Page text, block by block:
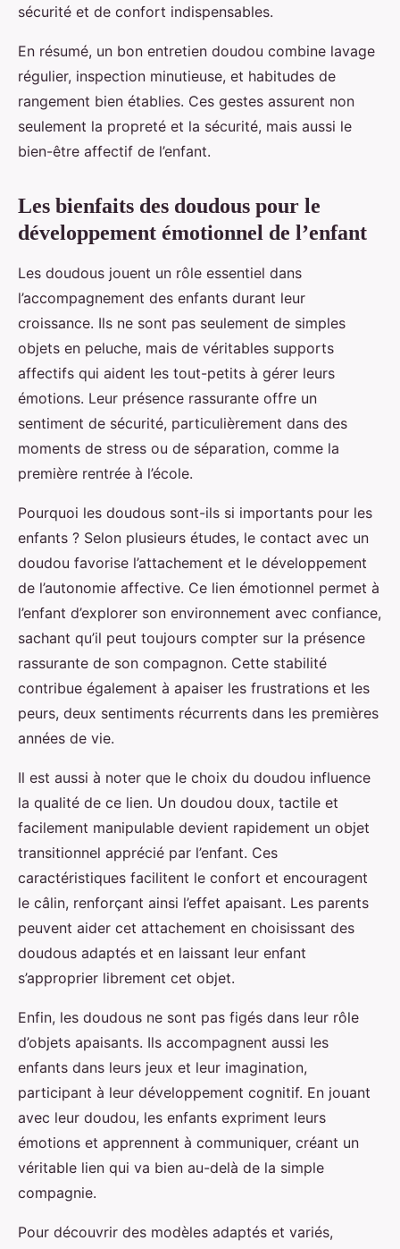
sécurité et de confort indispensables.
En résumé, un bon entretien doudou combine lavage
régulier, inspection minutieuse, et habitudes de
rangement bien établies. Ces gestes assurent non
seulement la propreté et la sécurité, mais aussi le
bien-être affectif de l’enfant.
Les bienfaits des doudous pour le
développement émotionnel de l’enfant
Les doudous jouent un rôle essentiel dans
l’accompagnement des enfants durant leur
croissance. Ils ne sont pas seulement de simples
objets en peluche, mais de véritables supports
affectifs qui aident les tout-petits à gérer leurs
émotions. Leur présence rassurante offre un
sentiment de sécurité, particulièrement dans des
moments de stress ou de séparation, comme la
première rentrée à l’école.
Pourquoi les doudous sont-ils si importants pour les
enfants ? Selon plusieurs études, le contact avec un
doudou favorise l’attachement et le développement
de l’autonomie affective. Ce lien émotionnel permet à
l’enfant d’explorer son environnement avec confiance,
sachant qu’il peut toujours compter sur la présence
rassurante de son compagnon. Cette stabilité
contribue également à apaiser les frustrations et les
peurs, deux sentiments récurrents dans les premières
années de vie.
Il est aussi à noter que le choix du doudou influence
la qualité de ce lien. Un doudou doux, tactile et
facilement manipulable devient rapidement un objet
transitionnel apprécié par l’enfant. Ces
caractéristiques facilitent le confort et encouragent
le câlin, renforçant ainsi l’effet apaisant. Les parents
peuvent aider cet attachement en choisissant des
doudous adaptés et en laissant leur enfant
s’approprier librement cet objet.
Enfin, les doudous ne sont pas figés dans leur rôle
d’objets apaisants. Ils accompagnent aussi les
enfants dans leurs jeux et leur imagination,
participant à leur développement cognitif. En jouant
avec leur doudou, les enfants expriment leurs
émotions et apprennent à communiquer, créant un
véritable lien qui va bien au-delà de la simple
compagnie.
Pour découvrir des modèles adaptés et variés,